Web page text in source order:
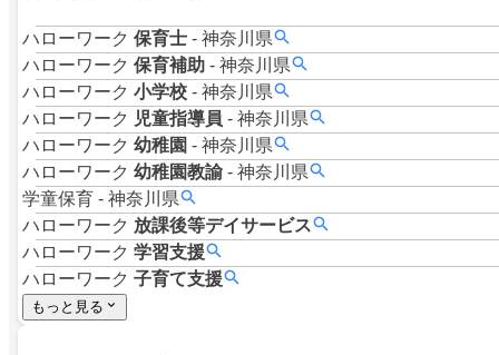
ハローワーク 保育士 - 神奈川県
ハローワーク 保育補助 - 神奈川県
ハローワーク 小学校 - 神奈川県
ハローワーク 児童指導員 - 神奈川県
ハローワーク 幼稚園 - 神奈川県
ハローワーク 幼稚園教諭 - 神奈川県
学童保育 - 神奈川県
ハローワーク 放課後等デイサービス
ハローワーク 学習支援
ハローワーク 子育て支援
もっと見る